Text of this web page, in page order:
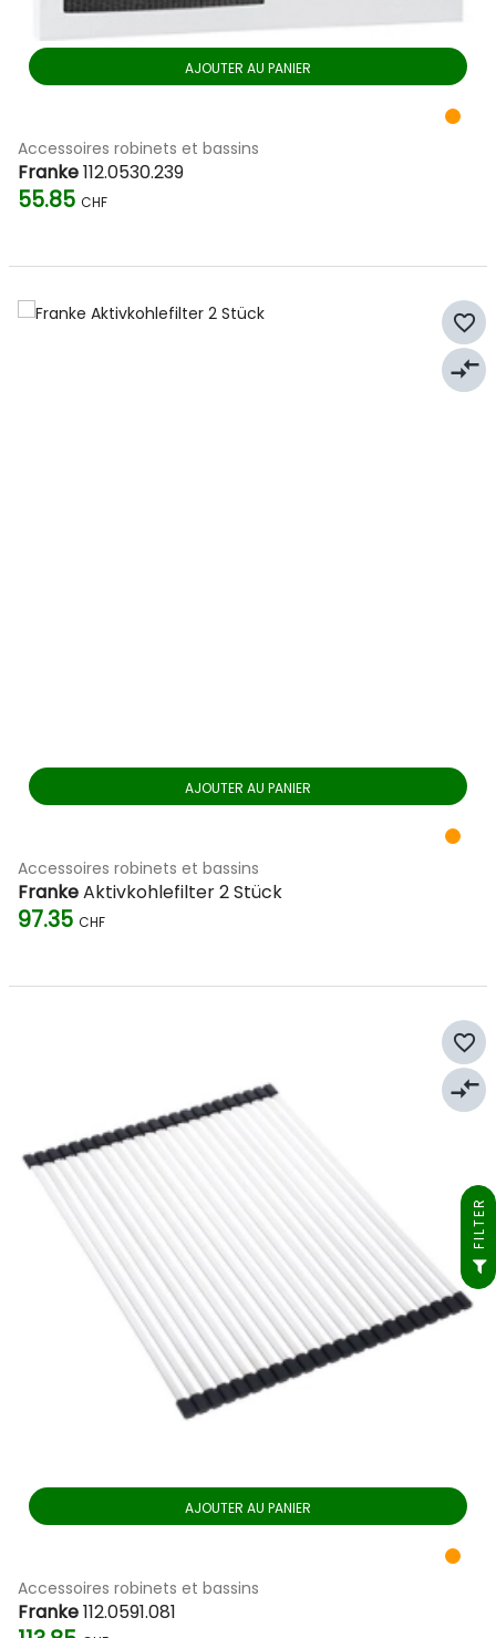
AJOUTER AU PANIER
Accessoires robinets et bassins
Franke112.0530.239
55.85 CHF
AJOUTER AU PANIER
Accessoires robinets et bassins
FrankeAktivkohlefilter 2 Stück
97.35 CHF
favorite_border
compare_arrows
AJOUTER AU PANIER
Accessoires robinets et bassins
Franke112.0591.081
favorite_border
compare_arrows
FILTER